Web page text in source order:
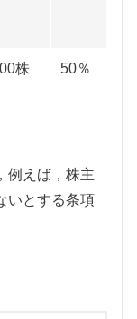
株 50％
例えば，株主
いとする条項